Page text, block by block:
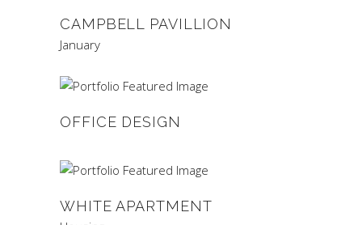
CAMPBELL PAVILLION
January
OFFICE DESIGN
WHITE APARTMENT